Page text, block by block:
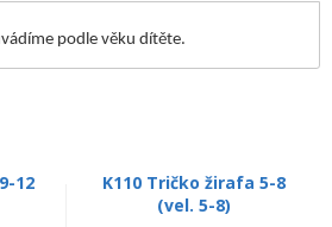
podle věku dítěte.
12
K110 Tričko žirafa 5-8
(vel. 5-8)